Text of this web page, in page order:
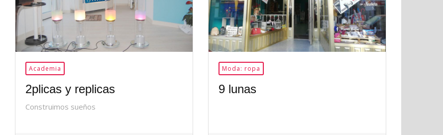
Academia
2plicas y replicas
Construimos sueños
Moda: ropa
9 lunas